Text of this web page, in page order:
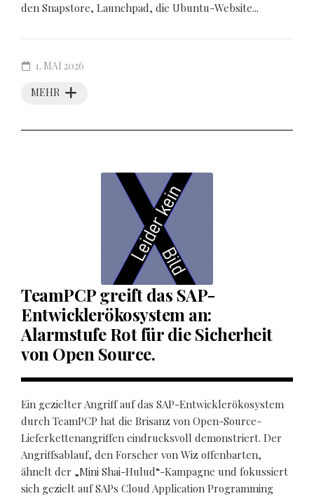
den Snapstore, Launchpad, die Ubuntu-Website...
MEHR
1. MAI 2026
TeamPCP greift das SAP-
Entwicklerökosystem an:
Alarmstufe Rot für die Sicherheit
von Open Source.
Ein gezielter Angriff auf das SAP-Entwicklerökosystem
durch TeamPCP hat die Brisanz von Open-Source-
Lieferkettenangriffen eindrucksvoll demonstriert. Der
Angriffsablauf, den Forscher von Wiz offenbarten,
ähnelt der „Mini Shai-Hulud“-Kampagne und fokussiert
sich gezielt auf SAPs Cloud Application Programming